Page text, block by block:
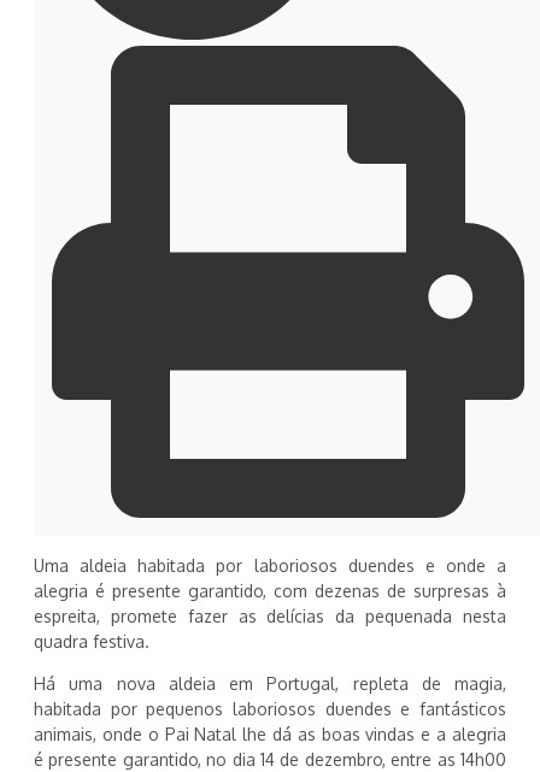
Uma aldeia habitada por laboriosos duendes e onde a
alegria é presente garantido, com dezenas de surpresas à
espreita, promete fazer as delícias da pequenada nesta
quadra festiva.
Há uma nova aldeia em Portugal, repleta de magia,
habitada por pequenos laboriosos duendes e fantásticos
animais, onde o Pai Natal lhe dá as boas vindas e a alegria
é presente garantido, no dia 14 de dezembro, entre as 14h00